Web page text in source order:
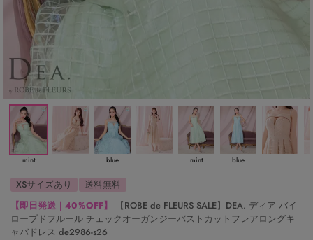
mint blue mint blue
XSサイズあり
送料無料
【即日発送｜40％OFF】
【ROBE de FLEURS SALE】DEA. ディア バイ
ローブドフルール チェックオーガンジーバストカットフレアロングキ
ャバドレス de2986-s26